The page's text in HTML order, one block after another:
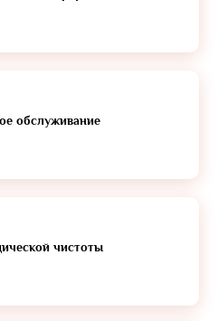
обслуживание
чистоты